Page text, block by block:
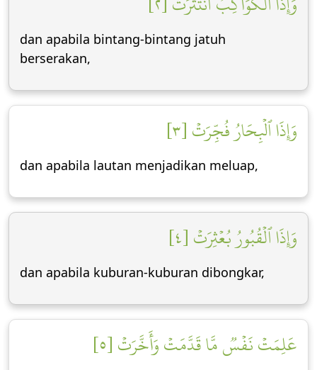
dan apabila bintang-bintang jatuh
berserakan,
وَإِذَا ٱلۡبِحَارُ فُجِّرَتۡ [٣]
dan apabila lautan menjadikan meluap,
وَإِذَا ٱلۡقُبُورُ بُعۡثِرَتۡ [٤]
dan apabila kuburan-kuburan dibongkar,
عَلِمَتۡ نَفۡسٞ مَّا قَدَّمَتۡ وَأَخَّرَتۡ [٥]